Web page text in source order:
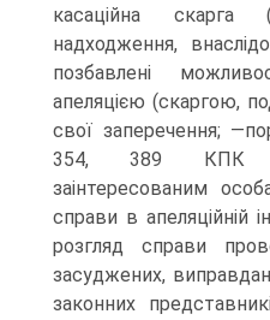
касаційна
надходження,
позбавлені
апеляцією (скаргою,
свої заперечення;
354, 389 КПК
заінтересованим
справи в апеляційній
розгляд справи
засуджених,
законних